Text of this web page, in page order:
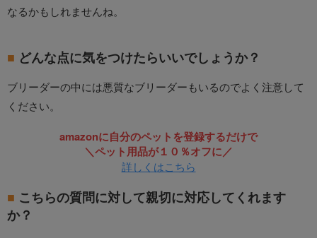
なるかもしれませんね。
どんな点に気をつけたらいいでしょうか？
ブリーダーの中には悪質なブリーダーもいるのでよく注意して
ください。
amazonに自分のペットを登録するだけで
＼ペット用品が１０％オフに／
詳しくはこちら
こちらの質問に対して親切に対応してくれます
か？